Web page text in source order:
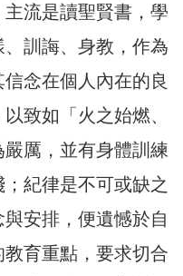
流是讀聖賢書，學
訓誨、身教，作為
念在個人內在的良
致如「火之始燃、
厲，並有身體訓練
紀律是不可或缺之
安排，便遺憾於自
育重點，要求切合